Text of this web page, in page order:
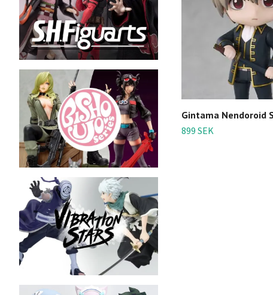
Gintama Nendoroid
899 SEK